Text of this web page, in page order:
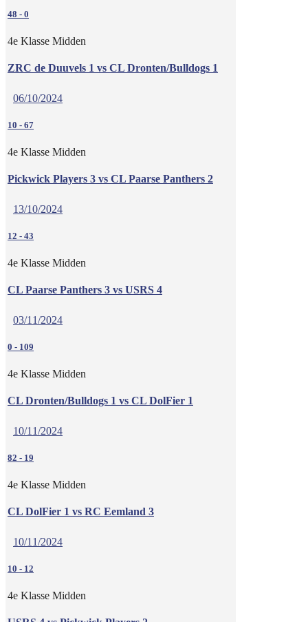
48 - 0
4e Klasse Midden
ZRC de Duuvels 1 vs CL Dronten/Bulldogs 1
06/10/2024
10 - 67
4e Klasse Midden
Pickwick Players 3 vs CL Paarse Panthers 2
13/10/2024
12 - 43
4e Klasse Midden
CL Paarse Panthers 3 vs USRS 4
03/11/2024
0 - 109
4e Klasse Midden
CL Dronten/Bulldogs 1 vs CL DolFier 1
10/11/2024
82 - 19
4e Klasse Midden
CL DolFier 1 vs RC Eemland 3
10/11/2024
10 - 12
4e Klasse Midden